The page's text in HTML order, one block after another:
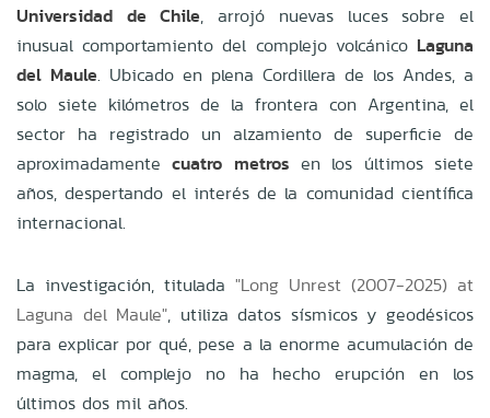
Universidad de Chile, arrojó nuevas luces sobre el
inusual comportamiento del complejo volcánico Laguna
del Maule. Ubicado en plena Cordillera de los Andes, a
solo siete kilómetros de la frontera con Argentina, el
sector ha registrado un alzamiento de superficie de
aproximadamentecuatro metros en los últimos siete
años, despertando el interés de la comunidad científica
internacional.
La investigación, titulada "Long Unrest (2007-2025) at
Laguna del Maule", utiliza datos sísmicos y geodésicos
para explicar por qué, pese a la enorme acumulación de
magma, el complejo no ha hecho erupción en los
últimos dos mil años.